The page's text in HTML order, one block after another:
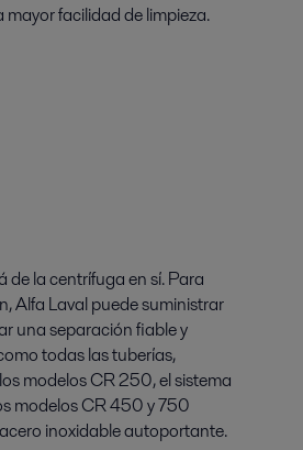
mayor facilidad de limpieza.
de la centrífuga en sí. Para
Alfa Laval puede suministrar
una separación fiable y
todas las tuberías,
modelos CR 250, el sistema
modelos CR 450 y 750
inoxidable autoportante.